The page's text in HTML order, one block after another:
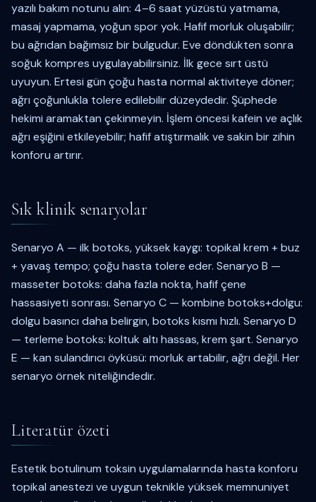
yazılı bakım notunu alın: 4–6 saat yüzüstü yatmama,
masaj yapmama, yoğun spor yok. Hafif morluk oluşabilir;
bu ağrıdan bağımsız bir bulgudur. Eve döndükten sonra
soğuk kompres uygulayabilirsiniz. İlk gece sırt üstü
uyuyun. Ertesi gün çoğu hasta normal aktiviteye döner;
ağrı çoğunlukla tolere edilebilir düzeydedir. Şüphede
hekimi aramaktan çekinmeyin. İşlem öncesi kafein ve açlık
ağrı eşiğini etkileyebilir; hafif atıştırmalık ve sakin bir zihin
konforu artırır.
Sık klinik senaryolar
Senaryo A — ilk botoks, yüksek kaygı: topikal krem + buz
+ yavaş tempo; çoğu hasta tolere eder. Senaryo B —
masseter botoks: daha fazla nokta, hafif çene
hassasiyeti sonrası. Senaryo C — kombine botoks+dolgu:
dolgu basıncı daha belirgin, botoks kısmı hızlı. Senaryo D
— terleme botoks: koltuk altı hassas, krem şart. Senaryo
E — kan sulandırıcı öyküsü: morluk artabilir, ağrı değil. Her
senaryo örnek niteliğindedir.
Literatür özeti
Estetik botulinum toksin uygulamalarında hasta konforu
topikal anestezi ve uygun teknikle yüksek memnuniyet